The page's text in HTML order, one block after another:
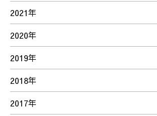
2021年
2020年
2019年
2018年
2017年